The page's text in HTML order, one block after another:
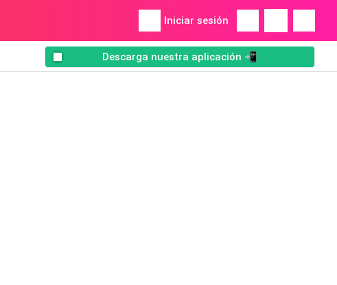
Iniciar sesión
Descarga nuestra aplicación 📲